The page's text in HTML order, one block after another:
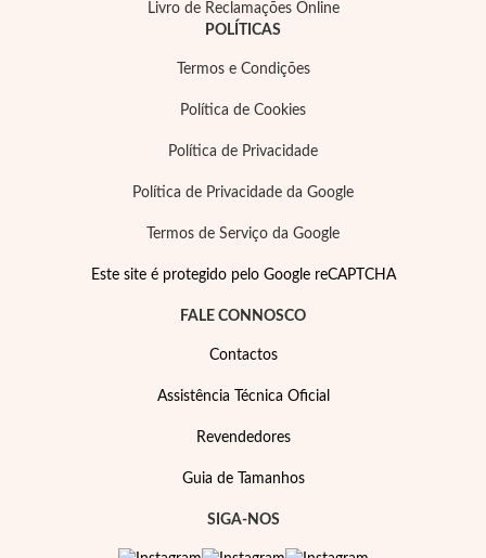
Livro de Reclamações Online
POLÍTICAS
Termos e Condições
Política de Cookies
Política de Privacidade
Política de Privacidade da Google
Termos de Serviço da Google
Este site é protegido pelo Google reCAPTCHA
FALE CONNOSCO
Contactos
Assistência Técnica Oficial
Revendedores
Guia de Tamanhos
SIGA-NOS